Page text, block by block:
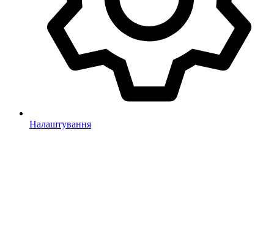
Налаштування